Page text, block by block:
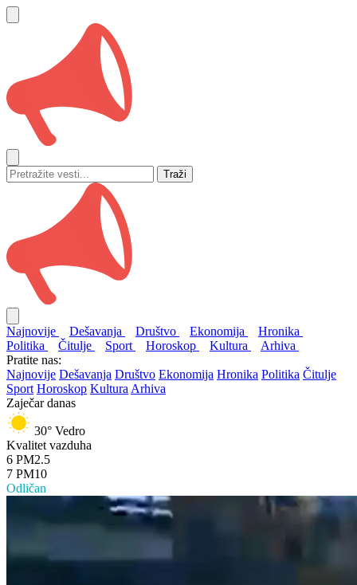
Traži
Najnovije Dešavanja Društvo Ekonomija
Hronika
Politika
Čitulje Sport Horoskop Kultura
Arhiva
Pratite nas:
Najnovije Dešavanja Društvo Ekonomija Hronika Politika Čitulje
Sport Horoskop Kultura Arhiva
Zaječar danas
30° Vedro
Kvalitet vazduha
6 PM2.5
7 PM10
Odličan